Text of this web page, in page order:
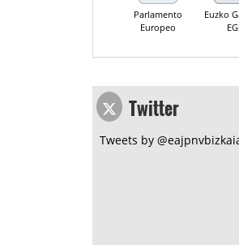
Parlamento
Europeo
Euzko
EGI
Twitter
Tweets by